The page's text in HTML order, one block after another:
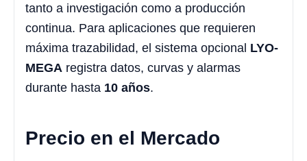
tanto a investigación como a producción
continua. Para aplicaciones que requieren
máxima trazabilidad, el sistema opcional LYO-
MEGA registra datos, curvas y alarmas
durante hasta 10 años.
Precio en el Mercado